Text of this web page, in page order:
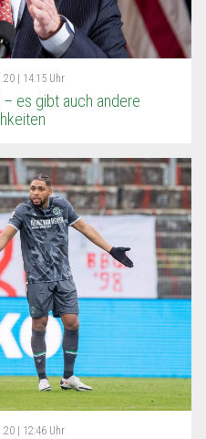
| 14:15 Uhr
es gibt auch andere
| 12:46 Uhr